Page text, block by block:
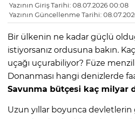
Yazının Giriş Tarihi: 08.07.2026 00:08
Yazının Güncellenme Tarihi:
Bir ülkenin ne kadar güçlü
istiyorsanız ordusuna bakın.
uçağı uçurabiliyor? Füze
Donanması hangi denizlerde
Savunma bütçesi kaç milyar
Uzun yıllar boyunca devletlerin